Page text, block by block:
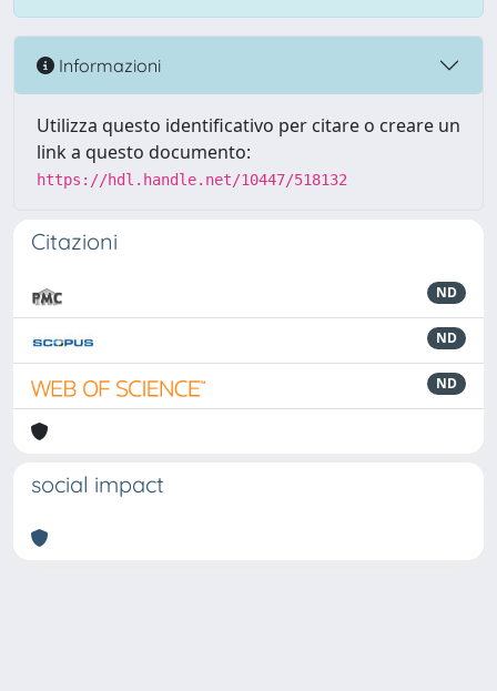
Informazioni
Utilizza questo identificativo per citare o creare un
link a questo documento:
https://hdl.handle.net/10447/518132
Citazioni
ND
ND
ND
social impact